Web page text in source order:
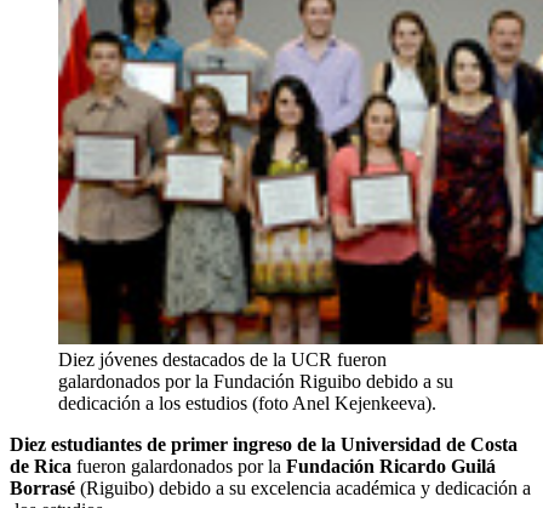
Diez jóvenes destacados de la UCR fueron
galardonados por la Fundación Riguibo debido a su
dedicación a los estudios (foto Anel Kejenkeeva).
Diez estudiantes de primer ingreso de la Universidad de Costa
de Rica fueron galardonados por la Fundación Ricardo Guilá
Borrasé (Riguibo) debido a su excelencia académica y dedicación a